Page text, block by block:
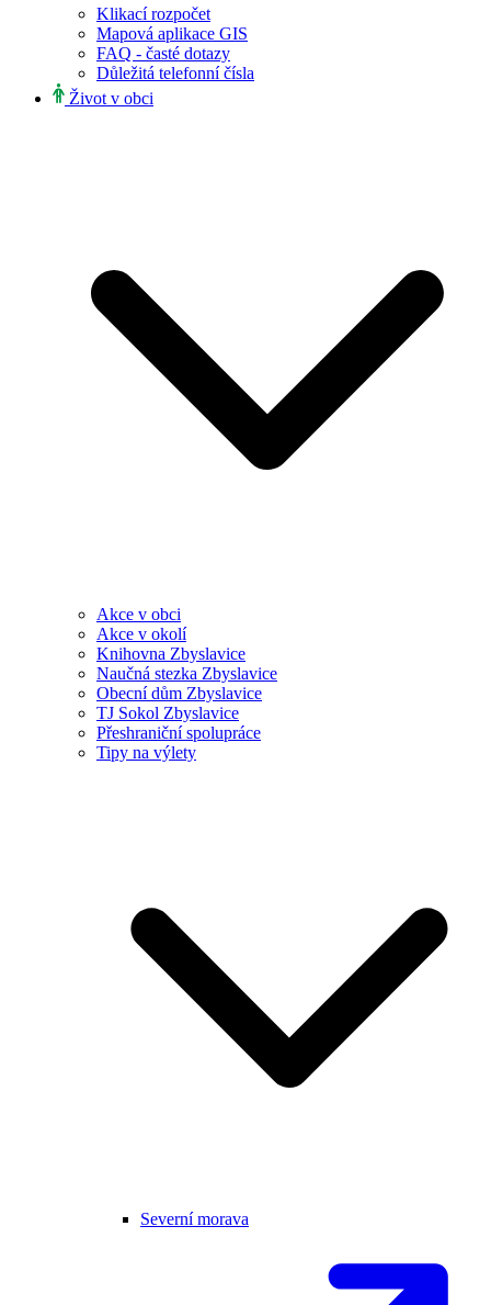
Klikací rozpočet
Mapová aplikace GIS
FAQ - časté dotazy
Důležitá telefonní čísla
Život v obci
Akce v obci
Akce v okolí
Knihovna Zbyslavice
Naučná stezka Zbyslavice
Obecní dům Zbyslavice
TJ Sokol Zbyslavice
Přeshraniční spolupráce
Tipy na výlety
Severní morava